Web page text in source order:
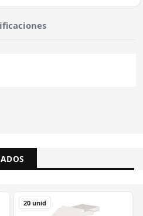
20 unid